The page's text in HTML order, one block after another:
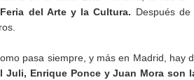
del Arte y la Cultura. Después
pasa siempre, y más en Madrid, hay
Juli, Enrique Ponce y Juan Mora son